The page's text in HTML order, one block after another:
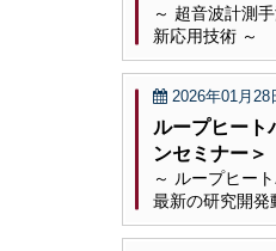
～ 超音波計測
新応用技術 ～
2026年01月28
ループヒー
ンセミナー＞
～ ループヒー
最新の研究開発